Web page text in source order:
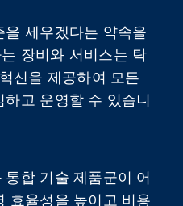
세우겠다는 약속을
장비와 서비스는 탁
신을 제공하여 모든
고 운영할 수 있습니
합 기술 제품군이 어
효율성을 높이고 비용